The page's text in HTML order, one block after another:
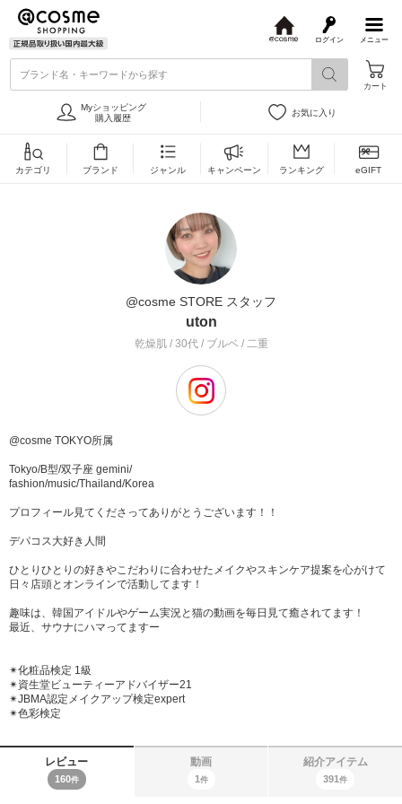
メニュー
ログイン
s
ブランド名・キーワードから探す
カート
Myショッピング
購入履歴
お気に入り
カテゴリ ブランド ジャンル キャンペーン ランキング eGIFT
@cosme STORE スタッフ
uton
乾燥肌 / 30代 / ブルベ / 二重
@cosme TOKYO所属
Tokyo/B型/双子座 gemini/
fashion/music/Thailand/Korea
プロフィール見てくださってありがとうございます！！
デパコス大好き人間
ひとりひとりの好きやこだわりに合わせたメイクやスキンケア提案を心がけて
日々店頭とオンラインで活動してます！
趣味は、韓国アイドルやゲーム実況と猫の動画を毎日見て癒されてます！
最近、サウナにハマってますー
✴︎化粧品検定 1級
✴︎資生堂ビューティーアドバイザー21
✴︎JBMA認定メイクアップ検定expert
✴︎色彩検定
レビュー
160件
動画
1件
紹介アイテム
391件